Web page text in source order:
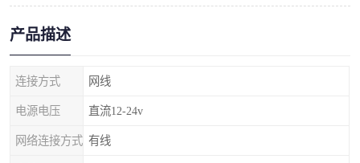
产品描述
连接方式 网线
电源电压 直流12-24v
网络连接方式 有线